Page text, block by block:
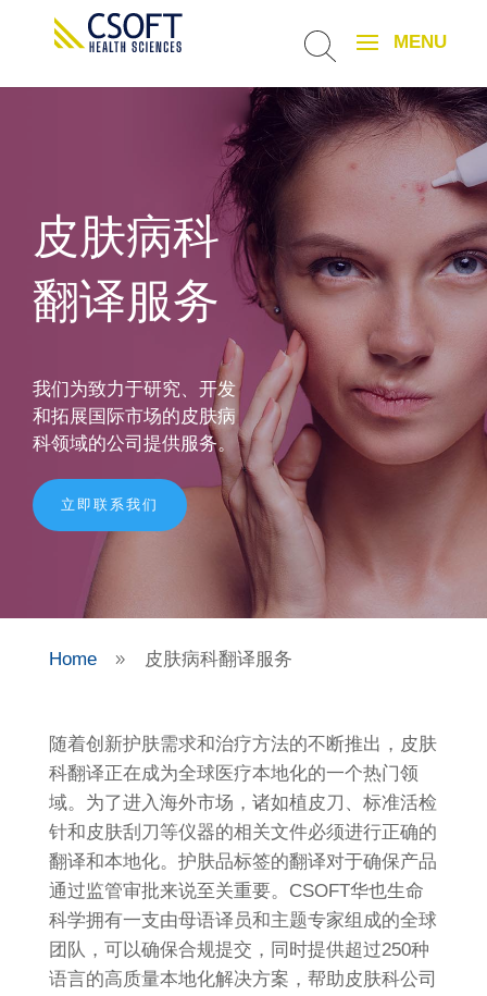
皮肤病科
翻译服务
我们为致力于研究、开发
和拓展国际市场的皮肤病
科领域的公司提供服务。
立即联系我们
Home 9 皮肤病科翻译服务
随着创新护肤需求和治疗方法的不断推出，皮肤
科翻译正在成为全球医疗本地化的一个热门领
域。为了进入海外市场，诸如植皮刀、标准活检
针和皮肤刮刀等仪器的相关文件必须进行正确的
翻译和本地化。护肤品标签的翻译对于确保产品
通过监管审批来说至关重要。CSOFT华也生命
科学拥有一支由母语译员和主题专家组成的全球
团队，可以确保合规提交，同时提供超过250种
语言的高质量本地化解决方案，帮助皮肤科公司